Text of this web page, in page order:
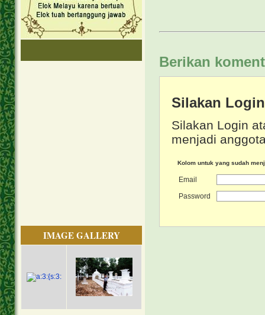
IMAGE GALLERY
Berikan
Silakan
Silakan Login
menjadi
Kolom untuk yang sudah
Email
Password